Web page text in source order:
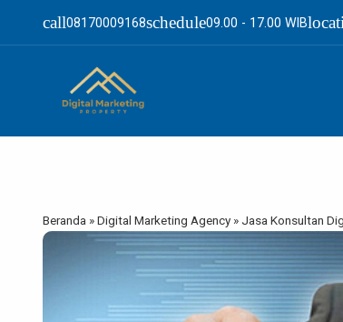
call08170009168schedule09.00 - 17.00 WIB
Beranda »Digital Marketing Agency » Jasa Konsultan